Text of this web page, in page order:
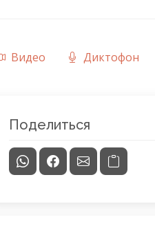
Видео Диктофон
Поделиться